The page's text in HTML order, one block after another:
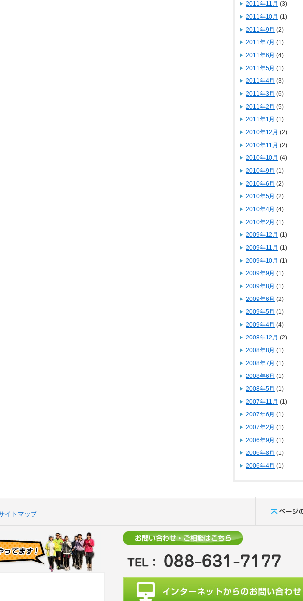
2011年11月 (3)
2011年10月 (1)
2011年9月 (2)
2011年7月 (1)
2011年6月 (4)
2011年5月 (1)
2011年4月 (3)
2011年3月 (6)
2011年2月 (5)
2011年1月 (1)
2010年12月 (2)
2010年11月 (2)
2010年10月 (4)
2010年9月 (1)
2010年6月 (2)
2010年5月 (2)
2010年4月 (4)
2010年2月 (1)
2009年12月 (1)
2009年11月 (1)
2009年10月 (1)
2009年9月 (1)
2009年8月 (1)
2009年6月 (2)
2009年5月 (1)
2009年4月 (4)
2008年12月 (2)
2008年8月 (1)
2008年7月 (1)
2008年6月 (1)
2008年5月 (1)
2007年11月 (1)
2007年6月 (1)
2007年2月 (1)
2006年9月 (1)
2006年8月 (1)
2006年4月 (1)
イトマップ